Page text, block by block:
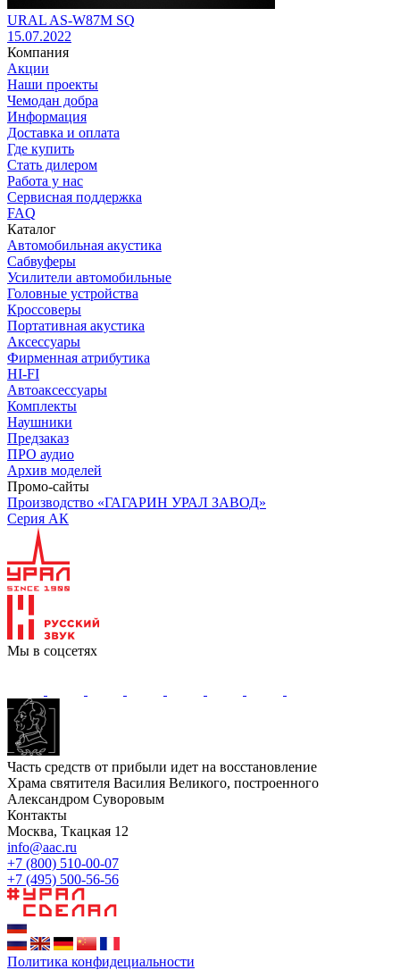
URAL AS-W87M SQ
15.07.2022
Компания
Акции
Наши проекты
Чемодан добра
Информация
Доставка и оплата
Где купить
Стать дилером
Работа у нас
Сервисная поддержка
FAQ
Каталог
Автомобильная акустика
Сабвуферы
Усилители автомобильные
Головные устройства
Кроссоверы
Портативная акустика
Аксессуары
Фирменная атрибутика
HI-FI
Автоаксессуары
Комплекты
Наушники
Предзаказ
ПРО аудио
Архив моделей
Промо-сайты
Производство «ГАГАРИН УРАЛ ЗАВОД»
Серия АК
Мы в соцсетях
Часть средств от прибыли идет на восстановление
Храма святителя Василия Великого, построенного
Александром Суворовым
Контакты
Москва, Ткацкая 12
info@aac.ru
+7 (800) 510-00-07
+7 (495) 500-56-56
Политика конфидециальности